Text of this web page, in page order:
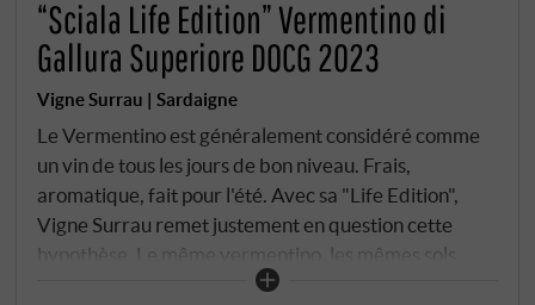
“Sciala Life Edition” Vermentino di
Gallura Superiore DOCG 2023
Vigne Surrau | Sardaigne
Le Vermentino est généralement considéré comme
un vin de tous les jours de bon niveau. Frais,
aromatique, fait pour l'été. Avec sa "Life Edition",
Vigne Surrau remet justement en question cette
hypothèse. Le même vermentino, les mêmes sols
d'altération granitique d'Arzachena en Gallura –